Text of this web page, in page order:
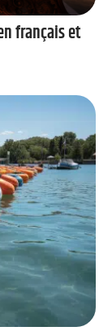
français et